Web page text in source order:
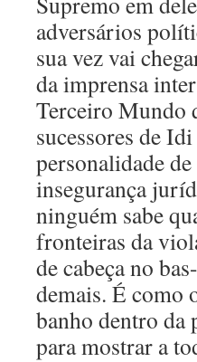
adversários
sua vez vai
da imprensa
Terceiro Mundo
sucessores de
personalidade
insegurança
ninguém sabe
fronteiras da
de cabeça no
demais. É como
banho dentro da
para mostrar a